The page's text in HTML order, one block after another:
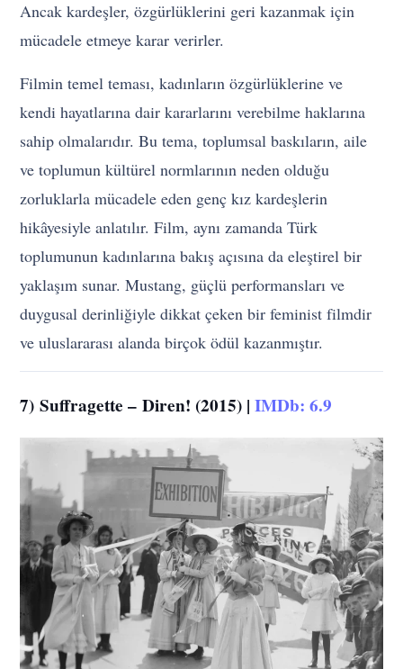
Ancak kardeşler, özgürlüklerini geri kazanmak için
mücadele etmeye karar verirler.
Filmin temel teması, kadınların özgürlüklerine ve
kendi hayatlarına dair kararlarını verebilme haklarına
sahip olmalarıdır. Bu tema, toplumsal baskıların, aile
ve toplumun kültürel normlarının neden olduğu
zorluklarla mücadele eden genç kız kardeşlerin
hikâyesiyle anlatılır. Film, aynı zamanda Türk
toplumunun kadınlarına bakış açısına da eleştirel bir
yaklaşım sunar. Mustang, güçlü performansları ve
duygusal derinliğiyle dikkat çeken bir feminist filmdir
ve uluslararası alanda birçok ödül kazanmıştır.
7)Suffragette –Diren! (2015) |IMDb: 6.9